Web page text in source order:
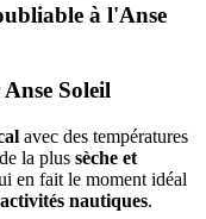
à l'Anse
Soleil
avec des températures
la plus sèche et
en fait le moment idéal
activités nautiques.